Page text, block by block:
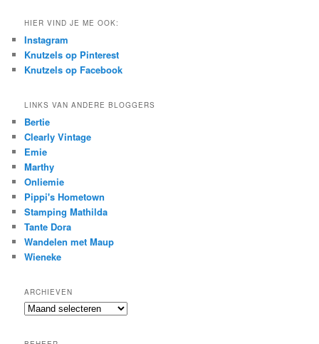
HIER VIND JE ME OOK:
Instagram
Knutzels op Pinterest
Knutzels op Facebook
LINKS VAN ANDERE BLOGGERS
Bertie
Clearly Vintage
Emie
Marthy
Onliemie
Pippi's Hometown
Stamping Mathilda
Tante Dora
Wandelen met Maup
Wieneke
ARCHIEVEN
Archieven